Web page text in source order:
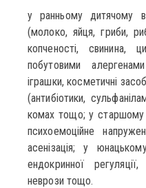
у ранньому дитячому
(молоко, яйця, гриби,
копченості, свинина,
побутовими
іграшки, косметичні
(антибіотики,
комах тощо; у старшому
психоемоційне
асенізація; у
ендокринної
неврози тощо.